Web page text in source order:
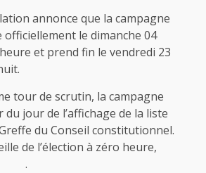
annonce que la campagne
officiellement le dimanche 04
et prend fin le vendredi 23
tour de scrutin, la campagne
du jour de l’affichage de la liste
du Conseil constitutionnel.
de l’élection à zéro heure,
.